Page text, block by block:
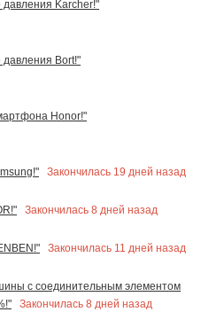
Karcher!"
Bort!"
Honor!"
Закончилась 19 дней назад
Закончилась 8 дней назад
Закончилась 11 дней назад
с соединительным элементом
Закончилась 8 дней назад